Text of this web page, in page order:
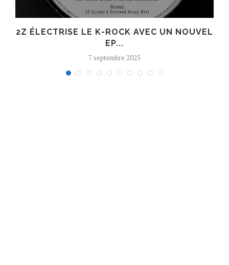
2Z ÉLECTRISE LE K-ROCK AVEC UN NOUVEL
EP...
7 septembre 2025